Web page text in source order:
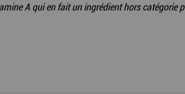
A qui en fait un ingrédient hors catégorie